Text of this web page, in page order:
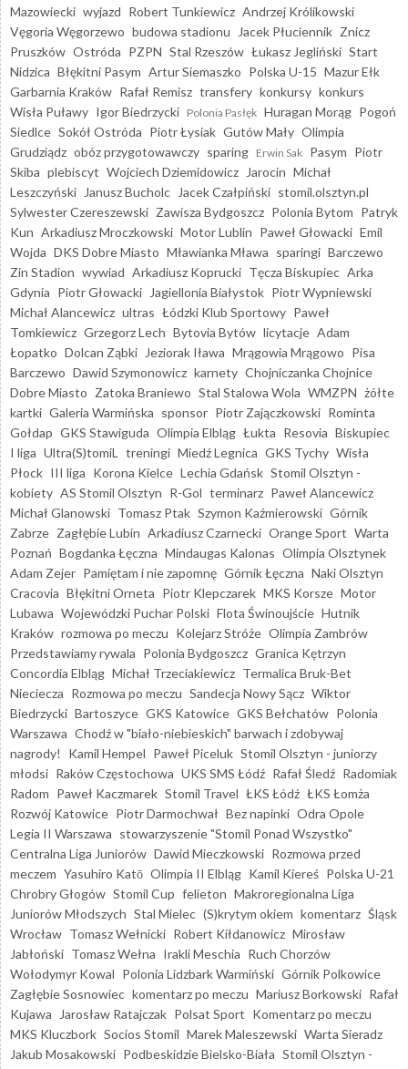
Mazowiecki wyjazd Robert Tunkiewicz Andrzej Królikowski
Vęgoria Węgorzewo budowa stadionu Jacek Płuciennik Znicz
Pruszków Ostróda PZPN Stal Rzeszów Łukasz Jegliński Start
Nidzica Błękitni Pasym Artur Siemaszko Polska U-15 Mazur Ełk
Garbarnia Kraków Rafał Remisz transfery konkursy konkurs
Wisła Puławy Igor Biedrzycki Polonia Pasłęk Huragan Morąg Pogoń
Siedlce Sokół Ostróda Piotr Łysiak Gutów Mały Olimpia
Grudziądz obóz przygotowawczy sparing Erwin Sak Pasym Piotr
Skiba plebiscyt Wojciech Dziemidowicz Jarocin Michał
Leszczyński
Janusz Bucholc Jacek Czałpiński stomil.olsztyn.pl
Sylwester Czereszewski Zawisza Bydgoszcz Polonia Bytom Patryk
Kun Arkadiusz Mroczkowski Motor Lublin Paweł Głowacki Emil
Wojda DKS Dobre Miasto Mławianka Mława sparingi Barczewo
Zin Stadion wywiad Arkadiusz Koprucki Tęcza Biskupiec Arka
Gdynia Piotr Głowacki Jagiellonia Białystok Piotr Wypniewski
Michał Alancewicz ultras Łódzki Klub Sportowy Paweł
Tomkiewicz Grzegorz Lech Bytovia Bytów licytacje Adam
Łopatko Dolcan Ząbki Jeziorak Iława Mrągowia Mrągowo Pisa
Barczewo Dawid Szymonowicz karnety Chojniczanka Chojnice
Dobre Miasto Zatoka Braniewo Stal Stalowa Wola WMZPN żółte
kartki Galeria Warmińska sponsor Piotr Zajączkowski Rominta
Gołdap GKS Stawiguda Olimpia Elbląg Łukta Resovia Biskupiec
I liga Ultra(S)tomiL treningi Miedź Legnica GKS Tychy Wisła
Płock III liga Korona Kielce Lechia Gdańsk Stomil Olsztyn -
kobiety AS Stomil Olsztyn R-Gol terminarz Paweł Alancewicz
Michał Glanowski Tomasz Ptak Szymon Kaźmierowski Górnik
Zabrze Zagłębie Lubin Arkadiusz Czarnecki Orange Sport Warta
Poznań Bogdanka Łęczna Mindaugas Kalonas Olimpia Olsztynek
Adam Zejer Pamiętam i nie zapomnę Górnik Łęczna Naki Olsztyn
Cracovia Błękitni Orneta Piotr Klepczarek MKS Korsze Motor
Lubawa Wojewódzki Puchar Polski Flota Świnoujście Hutnik
Kraków rozmowa po meczu Kolejarz Stróże Olimpia Zambrów
Przedstawiamy rywala Polonia Bydgoszcz Granica Kętrzyn
Concordia Elbląg Michał Trzeciakiewicz Termalica Bruk-Bet
Nieciecza Rozmowa po meczu Sandecja Nowy Sącz Wiktor
Biedrzycki Bartoszyce GKS Katowice GKS Bełchatów Polonia
Warszawa Chodź w "biało-niebieskich" barwach i zdobywaj
nagrody!
Kamil Hempel Paweł Piceluk Stomil Olsztyn - juniorzy
młodsi Raków Częstochowa UKS SMS Łódź Rafał Śledź Radomiak
Radom Paweł Kaczmarek Stomil Travel ŁKS Łódź ŁKS Łomża
Rozwój Katowice Piotr Darmochwał Bez napinki Odra Opole
Legia II Warszawa stowarzyszenie "Stomil Ponad Wszystko"
Centralna Liga Juniorów Dawid Mieczkowski Rozmowa przed
meczem Yasuhiro Katō Olimpia II Elbląg Kamil Kiereś Polska U-21
Chrobry Głogów Stomil Cup felieton Makroregionalna Liga
Juniorów Młodszych Stal Mielec (S)krytym okiem komentarz Śląsk
Wrocław Tomasz Wełnicki Robert Kiłdanowicz Mirosław
Jabłoński Tomasz Wełna Irakli Meschia Ruch Chorzów
Wołodymyr Kowal Polonia Lidzbark Warmiński Górnik Polkowice
Zagłębie Sosnowiec komentarz po meczu Mariusz Borkowski Rafał
Kujawa
Jarosław Ratajczak Polsat Sport Komentarz po meczu
MKS Kluczbork Socios Stomil Marek Maleszewski Warta Sieradz
Jakub Mosakowski Podbeskidzie Bielsko-Biała Stomil Olsztyn -